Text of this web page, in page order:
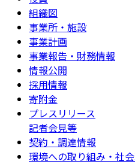
組織図
事業所・施設
事業計画
事業報告・財務情報
情報公開
採用情報
寄附金
プレスリリース
記者会見等
契約・調達情報
環境への取り組み・社